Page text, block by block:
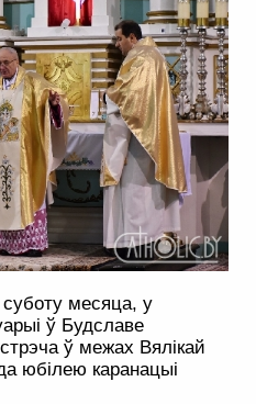
месяца, у
ў Будславе
ў межах Вялікай
юбілею каранацыі